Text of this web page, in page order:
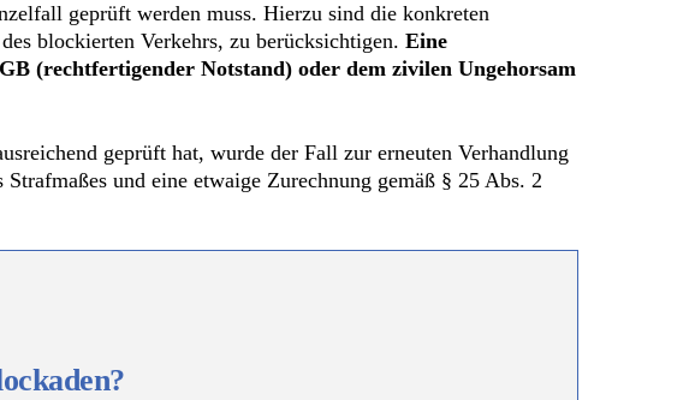
geprüft werden muss. Hierzu sind die konkreten
blockierten Verkehrs, zu berücksichtigen. Eine
(rechtfertigender Notstand) oder dem zivilen Ungehorsam
geprüft hat, wurde der Fall zur erneuten Verhandlung
und eine etwaige Zurechnung gemäß § 25 Abs. 2